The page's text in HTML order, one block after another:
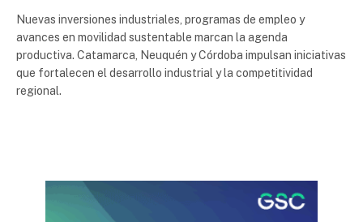
Nuevas inversiones industriales, programas de empleo y
avances en movilidad sustentable marcan la agenda
productiva. Catamarca, Neuquén y Córdoba impulsan iniciativas
que fortalecen el desarrollo industrial y la competitividad
regional.